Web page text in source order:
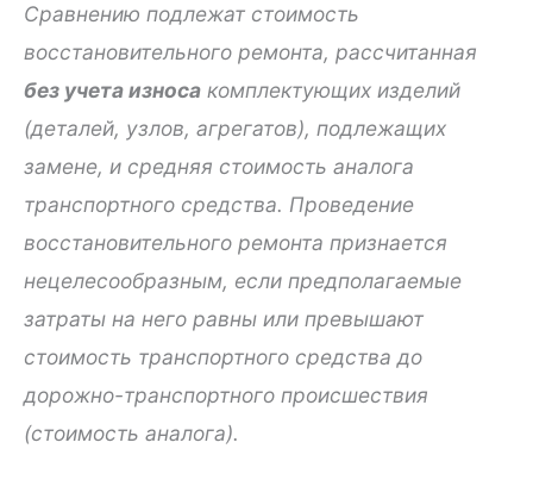
Сравнению подлежат стоимость
восстановительного ремонта, рассчитанная
без учета износа комплектующих изделий
(деталей, узлов, агрегатов), подлежащих
замене, и средняя стоимость аналога
транспортного средства. Проведение
восстановительного ремонта признается
нецелесообразным, если предполагаемые
затраты на него равны или превышают
стоимость транспортного средства до
дорожно-транспортного происшествия
(стоимость аналога).